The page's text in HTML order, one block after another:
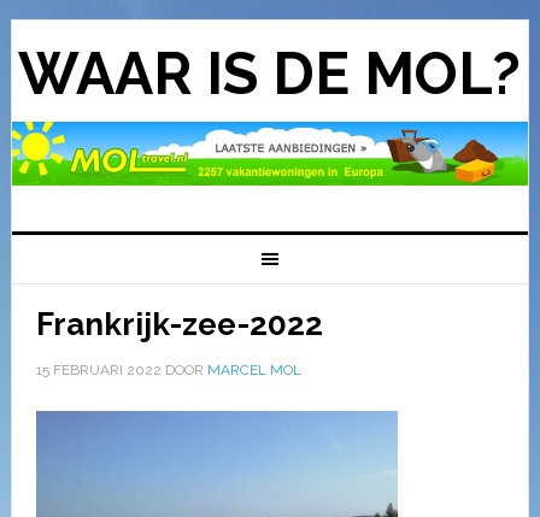
WAAR IS DE MOL?
Frankrijk-zee-2022
15 FEBRUARI 2022 DOOR MARCEL MOL